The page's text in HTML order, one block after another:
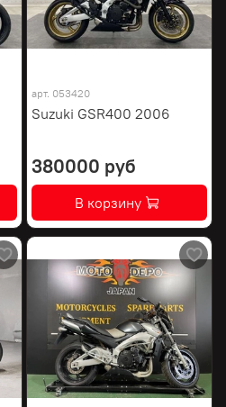
арт. 053420
Suzuki GSR400 2006
380000 руб
В корзину